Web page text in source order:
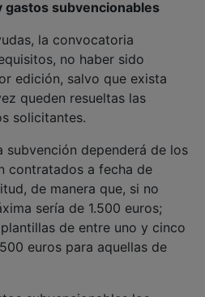
no haber sido
edición, salvo que exista
queden resueltas las
solicitantes.
contratados a fecha de
de manera que, si no
sería de 1.500 euros;
de entre uno y cinco
euros para aquellas de